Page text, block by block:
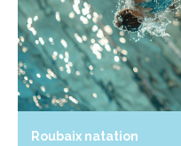
Roubaix natation